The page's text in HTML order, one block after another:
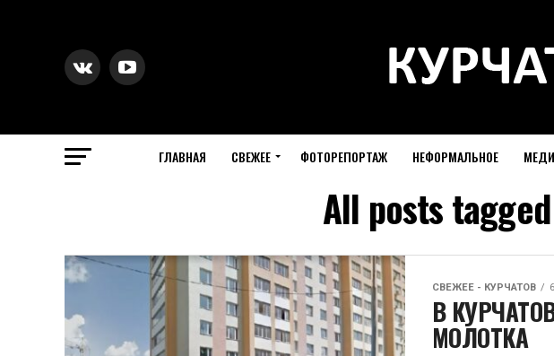
ГЛАВНАЯ СВЕЖЕЕ ФОТОРЕПОРТАЖ НЕФОРМАЛЬНОЕ
All posts
СВЕЖЕЕ - КУРЧАТОВ
В
МОЛОТКА